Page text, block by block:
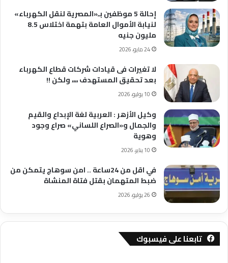
إحالة 5 موظفين بـ«المصرية لنقل الكهرباء»
لنيابة الأموال العامة بتهمة اختلاس 8.5
مليون جنيه
24 مايو، 2026
لا تغيرات فى قيادات شركات قطاع الكهرباء
بعد تحقيق المستهدف ،،،، ولكن !!
10 يوليو، 2026
وكيل الأزهر : العربية لغة الإبداع والقيم
والجمال و«الصراع اللساني» صراع وجود
وهوية
10 يناير، 2026
في اقل من 24ساعة .. امن سوهاج يتمكن من
ضبط المتهمان بقتل فتاة المنشاة
26 يوليو، 2026
تابعنا على فيسبوك